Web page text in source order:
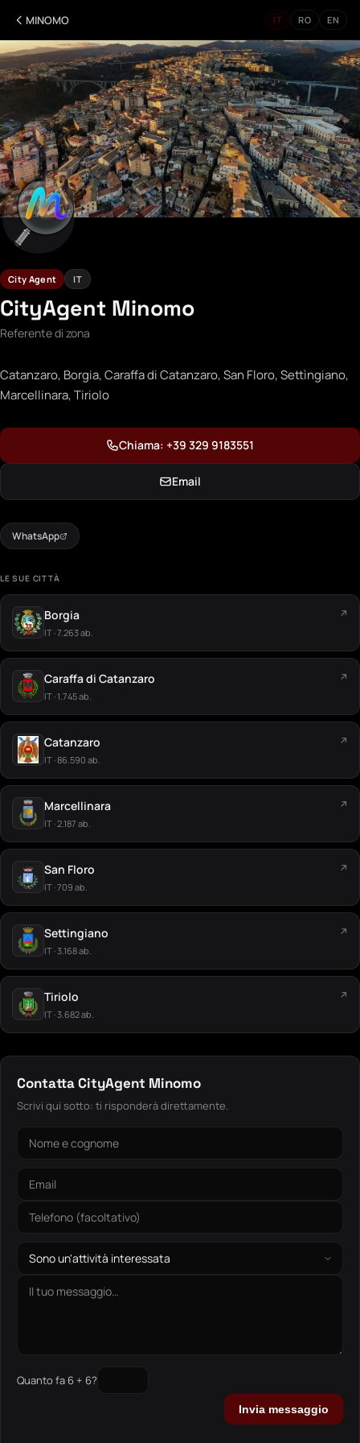
MINOMO IT RO EN
City Agent IT
CityAgent Minomo
Referente di zona
Catanzaro, Borgia, Caraffa di Catanzaro, San Floro, Settìngiano,
Marcellinara, Tiriolo
Chiama: +39 329 9183551
Email
WhatsApp
LE SUE CITTÀ
Borgia
IT · 7.263 ab.
↗
Caraffa di Catanzaro
IT · 1.745 ab.
↗
Catanzaro
IT · 86.590 ab.
↗
Marcellinara
IT · 2.187 ab.
↗
San Floro
IT · 709 ab.
↗
Settingiano
IT · 3.168 ab.
↗
Tiriolo
IT · 3.682 ab.
↗
Contatta CityAgent Minomo
Scrivi qui sotto: ti risponderà direttamente.
Quanto fa 6 + 6?
Invia messaggio